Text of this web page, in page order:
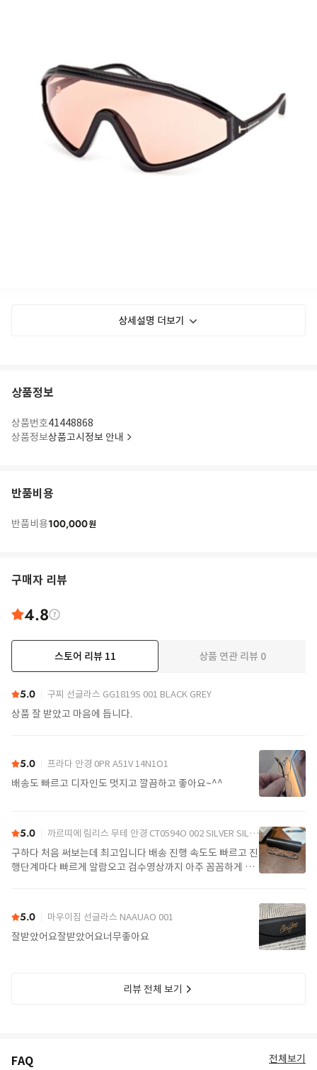
상세설명 더보기
상품정보
상품번호41448868
상품정보상품고시정보 안내
반품비용
반품비용100,000원
구매자 리뷰
4.8
스토어 리뷰 11 상품 연관 리뷰 0
5.0 구찌 선글라스 GG1819S 001 BLACK GREY
상품 잘 받았고 마음에 듭니다.
5.0 프라다 안경 0PR A51V 14N1O1
배송도 빠르고 디자인도 멋지고 깔끔하고 좋아요~^^
5.0 까르띠에 림리스 무테 안경 CT0594O 002 SILVER SILVER TRANSPARENT
구하다 처음 써보는데 최고입니다 배송 진행 속도도 빠르고 진
행단계마다 빠르게 알람오고 검수영상까지 아주 꼼꼼하게 찍
5.0 마우이짐 선글라스 NAAUAO 001
잘받았어요잘받았어요너무좋아요
리뷰 전체 보기
FAQ 전체보기